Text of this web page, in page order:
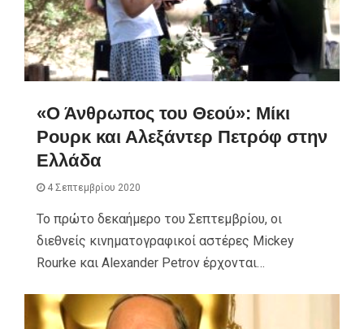
«Ο Άνθρωπος του Θεού»: Μίκι
Ρουρκ και Αλεξάντερ Πετρόφ στην
Ελλάδα
4 Σεπτεμβρίου 2020
Το πρώτο δεκαήμερο του Σεπτεμβρίου, οι
διεθνείς κινηματογραφικοί αστέρες Mickey
Rourke και Alexander Petrov έρχονται…